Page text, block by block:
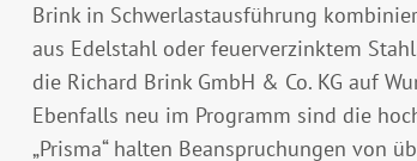
Brink in Schwerlastausführung
aus Edelstahl oder feuerverzinktem
die Richard Brink GmbH & Co. KG auf
Ebenfalls neu im Programm sind die
„Prisma“ halten Beanspruchungen von